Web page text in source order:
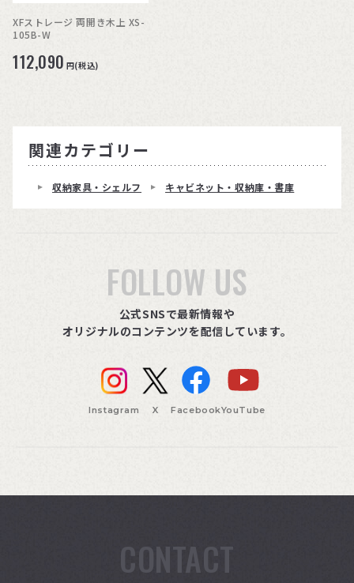
XFストレージ 両開き木上 XS-
105B-W
112,090 円(税込)
関連カテゴリー
収納家具・シェルフ キャビネット・収納庫・書庫
FOLLOW US
公式SNSで最新情報や
オリジナルのコンテンツを配信しています。
Instagram X FacebookYouTube
CONTACT